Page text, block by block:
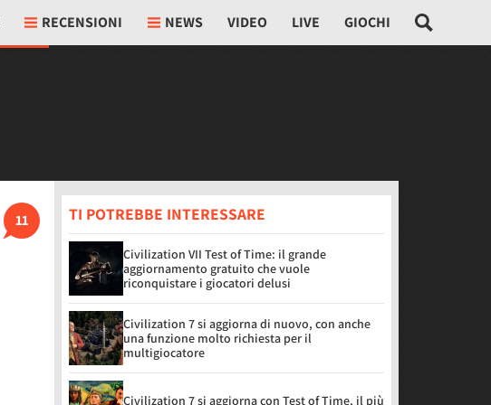
RECENSIONI NEWS VIDEO LIVE GIOCHI
11 TI POTREBBE INTERESSARE
Civilization VII Test of Time: il grande
aggiornamento gratuito che vuole
riconquistare i giocatori delusi
Civilization 7 si aggiorna di nuovo, con anche
una funzione molto richiesta per il
multigiocatore
Civilization 7 si aggiorna con Test of Time, il più